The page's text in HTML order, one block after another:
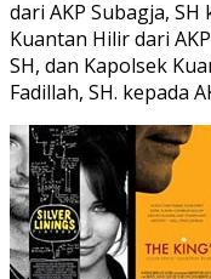
dari AKP Subagja, SH
Kuantan Hilir dari
SH, dan Kapolsek
Fadillah, SH. kepada